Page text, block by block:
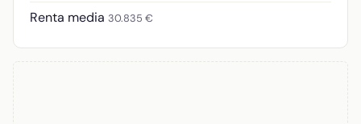
Renta media 30.835 €